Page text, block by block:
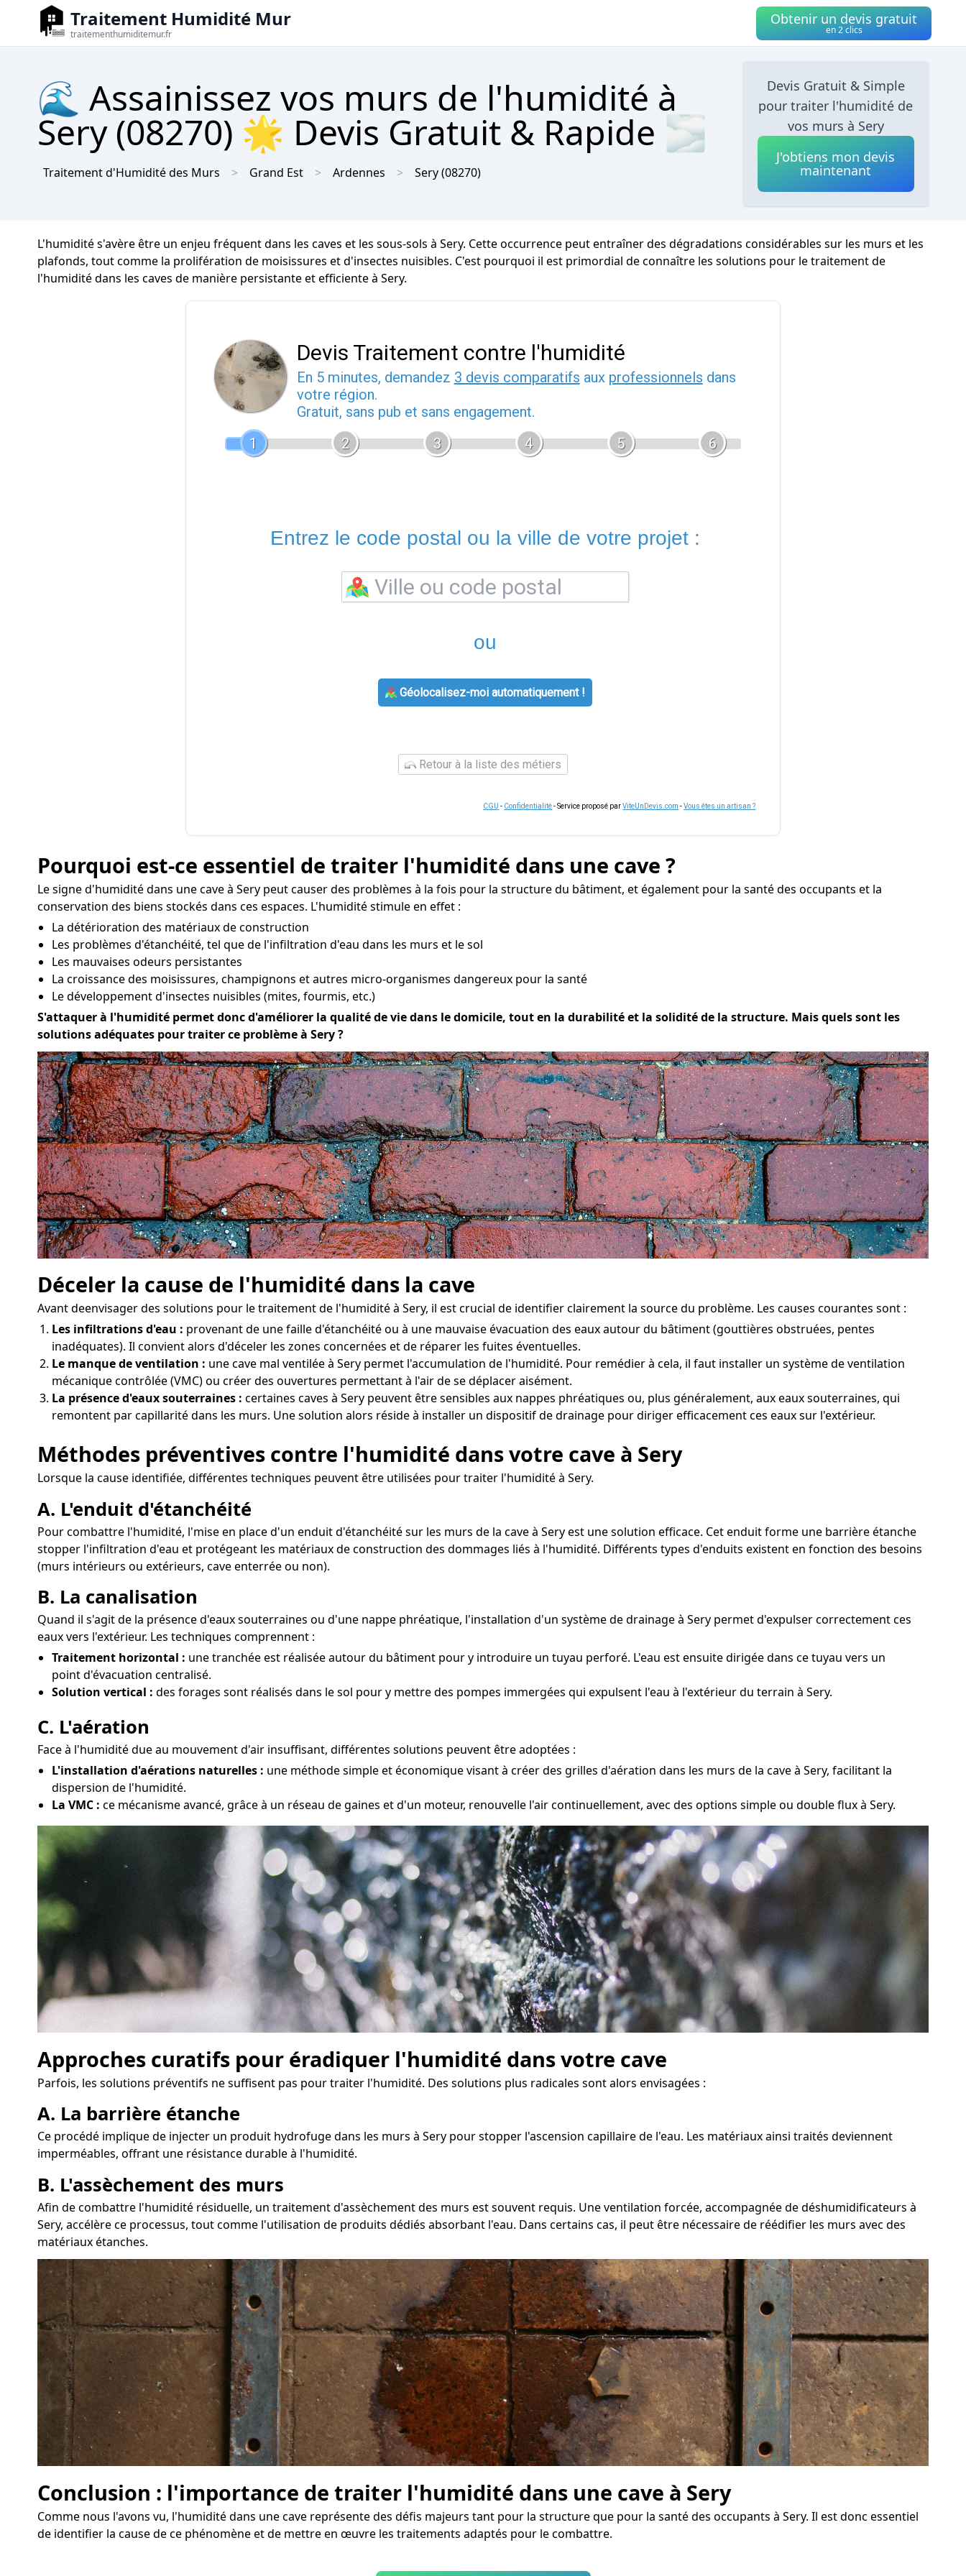
Traitement Humidité Mur
traitementhumiditemur.fr
Obtenir un devis gratuit
en 2 clics
🌊 Assainissez vos murs de l'humidité à
Sery (08270) 🌟 Devis Gratuit & Rapide 🌫
Traitement d'Humidité des Murs Grand Est Ardennes Sery(08270)
Devis Gratuit & Simple
pour traiter l'humidité de
vos murs à Sery
J'obtiens mon devis
maintenant
L'humidité s'avère être un enjeu fréquent dans les caves et les sous-sols à Sery. Cette occurrence peut entraîner des dégradations considérables sur les murs et les
plafonds, tout comme la prolifération de moisissures et d'insectes nuisibles. C'est pourquoi il est primordial de connaître les solutions pour le traitement de
l'humidité dans les caves de manière persistante et efficiente à Sery.
Devis Traitement contre l'humidité
En 5 minutes, demandez 3 devis comparatifs aux professionnels dans
votre région.
Gratuit, sans pub et sans engagement.
1
2 3 4 5 6
Entrez le code postal ou la ville de votre projet :
ou
Géolocalisez-moi automatiquement !
Retour à la liste des métiers
CGU - Confidentialité- Service proposé parViteUnDevis.com -Vous êtes un artisan ?
Pourquoi est-ce essentiel de traiter l'humidité dans une cave ?
Le signe d'humidité dans une cave à Sery peut causer des problèmes à la fois pour la structure du bâtiment, et également pour la santé des occupants et la
conservation des biens stockés dans ces espaces. L'humidité stimule en effet :
La détérioration des matériaux de construction
Les problèmes d'étanchéité, tel que de l'infiltration d'eau dans les murs et le sol
Les mauvaises odeurs persistantes
La croissance des moisissures, champignons et autres micro-organismes dangereux pour la santé
Le développement d'insectes nuisibles (mites, fourmis, etc.)
S'attaquer à l'humidité permet donc d'améliorer la qualité de vie dans le domicile, tout en la durabilité et la solidité de la structure. Mais quels sont les
solutions adéquates pour traiter ce problème à Sery ?
Déceler la cause de l'humidité dans la cave
Avant deenvisager des solutions pour le traitement de l'humidité à Sery, il est crucial de identifier clairement la source du problème. Les causes courantes sont :
Les infiltrations d'eau : provenant de une faille d'étanchéité ou à une mauvaise évacuation des eaux autour du bâtiment (gouttières obstruées, pentes
inadéquates). Il convient alors d'déceler les zones concernées et de réparer les fuites éventuelles.
Le manque de ventilation : une cave mal ventilée à Sery permet l'accumulation de l'humidité. Pour remédier à cela, il faut installer un système de ventilation
mécanique contrôlée (VMC) ou créer des ouvertures permettant à l'air de se déplacer aisément.
La présence d'eaux souterraines : certaines caves à Sery peuvent être sensibles aux nappes phréatiques ou, plus généralement, aux eaux souterraines, qui
remontent par capillarité dans les murs. Une solution alors réside à installer un dispositif de drainage pour diriger efficacement ces eaux sur l'extérieur.
Méthodes préventives contre l'humidité dans votre cave à Sery
Lorsque la cause identifiée, différentes techniques peuvent être utilisées pour traiter l'humidité à Sery.
A. L'enduit d'étanchéité
Pour combattre l'humidité, l'mise en place d'un enduit d'étanchéité sur les murs de la cave à Sery est une solution efficace. Cet enduit forme une barrière étanche
stopper l'infiltration d'eau et protégeant les matériaux de construction des dommages liés à l'humidité. Différents types d'enduits existent en fonction des besoins
(murs intérieurs ou extérieurs, cave enterrée ou non).
B. La canalisation
Quand il s'agit de la présence d'eaux souterraines ou d'une nappe phréatique, l'installation d'un système de drainage à Sery permet d'expulser correctement ces
eaux vers l'extérieur. Les techniques comprennent :
Traitement horizontal : une tranchée est réalisée autour du bâtiment pour y introduire un tuyau perforé. L'eau est ensuite dirigée dans ce tuyau vers un
point d'évacuation centralisé.
Solution vertical : des forages sont réalisés dans le sol pour y mettre des pompes immergées qui expulsent l'eau à l'extérieur du terrain à Sery.
C. L'aération
Face à l'humidité due au mouvement d'air insuffisant, différentes solutions peuvent être adoptées :
L'installation d'aérations naturelles : une méthode simple et économique visant à créer des grilles d'aération dans les murs de la cave à Sery, facilitant la
dispersion de l'humidité.
La VMC : ce mécanisme avancé, grâce à un réseau de gaines et d'un moteur, renouvelle l'air continuellement, avec des options simple ou double flux à Sery.
Approches curatifs pour éradiquer l'humidité dans votre cave
Parfois, les solutions préventifs ne suffisent pas pour traiter l'humidité. Des solutions plus radicales sont alors envisagées :
A. La barrière étanche
Ce procédé implique de injecter un produit hydrofuge dans les murs à Sery pour stopper l'ascension capillaire de l'eau. Les matériaux ainsi traités deviennent
imperméables, offrant une résistance durable à l'humidité.
B. L'assèchement des murs
Afin de combattre l'humidité résiduelle, un traitement d'assèchement des murs est souvent requis. Une ventilation forcée, accompagnée de déshumidificateurs à
Sery, accélère ce processus, tout comme l'utilisation de produits dédiés absorbant l'eau. Dans certains cas, il peut être nécessaire de réédifier les murs avec des
matériaux étanches.
Conclusion : l'importance de traiter l'humidité dans une cave à Sery
Comme nous l'avons vu, l'humidité dans une cave représente des défis majeurs tant pour la structure que pour la santé des occupants à Sery. Il est donc essentiel
de identifier la cause de ce phénomène et de mettre en œuvre les traitements adaptés pour le combattre.